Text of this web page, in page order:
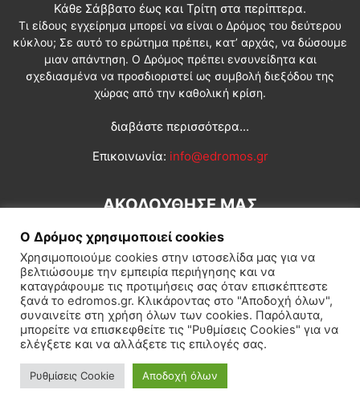
Κάθε Σάββατο έως και Τρίτη στα περίπτερα.
Τι είδους εγχείρημα μπορεί να είναι ο Δρόμος του δεύτερου
κύκλου; Σε αυτό το ερώτημα πρέπει, κατ’ αρχάς, να δώσουμε
μιαν απάντηση. Ο Δρόμος πρέπει ενσυνείδητα και
σχεδιασμένα να προσδιοριστεί ως συμβολή διεξόδου της
χώρας από την καθολική κρίση.
διαβάστε περισσότερα...
Επικοινωνία: info@edromos.gr
ΑΚΟΛΟΥΘΗΣΕ ΜΑΣ
Εγγραφή συνδρομητή Πολιτική Διεθνή Κοινωνία
Πολιτισμός Αφιερώματα
© Δρόμος της Αριστεράς
Ο Δρόμος χρησιμοποιεί cookies
Χρησιμοποιούμε cookies στην ιστοσελίδα μας για να
βελτιώσουμε την εμπειρία περιήγησης και να
καταγράφουμε τις προτιμήσεις σας όταν επισκέπτεστε
ξανά το edromos.gr. Κλικάροντας στο "Αποδοχή όλων",
συναινείτε στη χρήση όλων των cookies. Παρόλαυτα,
μπορείτε να επισκεφθείτε τις "Ρυθμίσεις Cookies" για να
ελέγξετε και να αλλάξετε τις επιλογές σας.
Ρυθμίσεις Cookie Αποδοχή όλων